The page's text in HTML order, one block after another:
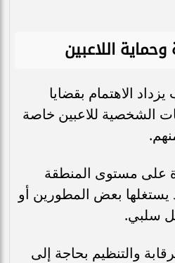
وحماية اللاعبين
الاهتمام بقضايا
الشخصية للاعبين خاصة
على مستوى المنطقة
يستغلها بعض المطورين أو
سلبي.
والتنظيم بحاجة إلى